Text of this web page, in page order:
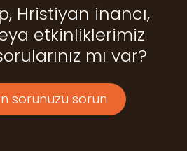
Hristiyan inancı,
etkinliklerimiz
mı var?
sorunuzu sorun